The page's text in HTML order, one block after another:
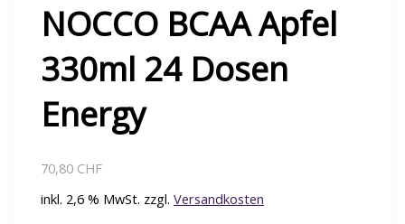
NOCCO BCAA Apfel
330ml 24 Dosen
Energy
70,80 CHF
inkl. 2,6 % MwSt. zzgl.Versandkosten